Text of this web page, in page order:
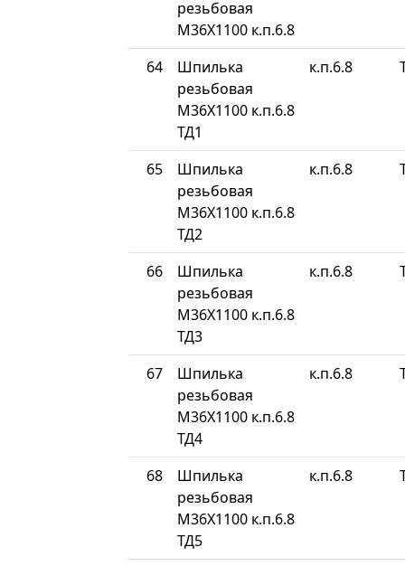
резьбовая
М36Х1100 к.п.6.8
64
Шпилька
резьбовая
М36Х1100 к.п.6.8
ТД1
к.п.6.8
65
Шпилька
резьбовая
М36Х1100 к.п.6.8
ТД2
к.п.6.8
66
Шпилька
резьбовая
М36Х1100 к.п.6.8
ТД3
к.п.6.8
67
Шпилька
резьбовая
М36Х1100 к.п.6.8
ТД4
к.п.6.8
68
Шпилька
резьбовая
М36Х1100 к.п.6.8
ТД5
к.п.6.8